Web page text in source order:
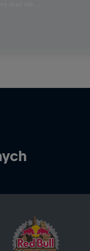
oraz nie …